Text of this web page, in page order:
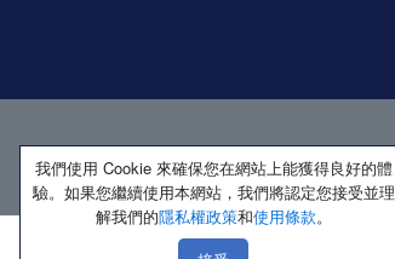
我們使用 Cookie 來確保您在網站上能獲得良好的體
驗。如果您繼續使用本網站，我們將認定您接受並理
解我們的隱私權政策和使用條款。